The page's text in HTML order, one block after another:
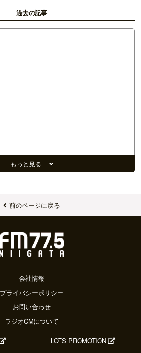
過去の記事
もっと見る
前のページに戻る
会社情報
プライバシーポリシー
お問い合わせ
ラジオCMについて
LOTS PROMOTION